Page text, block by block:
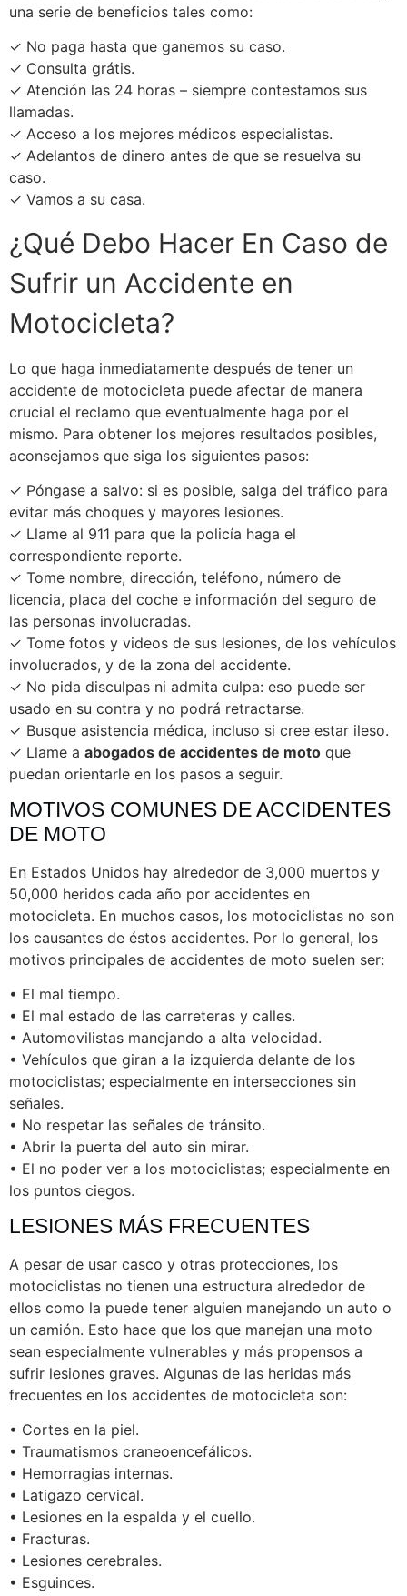
una serie de beneficios tales como:
✓ No paga hasta que ganemos su caso.
✓ Consulta grátis.
✓ Atención las 24 horas – siempre contestamos sus
llamadas.
✓ Acceso a los mejores médicos especialistas.
✓ Adelantos de dinero antes de que se resuelva su
caso.
✓ Vamos a su casa.
¿Qué Debo Hacer En Caso de
Sufrir un Accidente en
Motocicleta?
Lo que haga inmediatamente después de tener un
accidente de motocicleta puede afectar de manera
crucial el reclamo que eventualmente haga por el
mismo. Para obtener los mejores resultados posibles,
aconsejamos que siga los siguientes pasos:
✓ Póngase a salvo: si es posible, salga del tráfico para
evitar más choques y mayores lesiones.
✓ Llame al 911 para que la policía haga el
correspondiente reporte.
✓ Tome nombre, dirección, teléfono, número de
licencia, placa del coche e información del seguro de
las personas involucradas.
✓ Tome fotos y videos de sus lesiones, de los vehículos
involucrados, y de la zona del accidente.
✓ No pida disculpas ni admita culpa: eso puede ser
usado en su contra y no podrá retractarse.
✓ Busque asistencia médica, incluso si cree estar ileso.
✓ Llame a abogados de accidentes de moto que
puedan orientarle en los pasos a seguir.
MOTIVOS COMUNES DE ACCIDENTES
DE MOTO
En Estados Unidos hay alrededor de 3,000 muertos y
50,000 heridos cada año por accidentes en
motocicleta. En muchos casos, los motociclistas no son
los causantes de éstos accidentes. Por lo general, los
motivos principales de accidentes de moto suelen ser:
• El mal tiempo.
• El mal estado de las carreteras y calles.
• Automovilistas manejando a alta velocidad.
• Vehículos que giran a la izquierda delante de los
motociclistas; especialmente en intersecciones sin
señales.
• No respetar las señales de tránsito.
• Abrir la puerta del auto sin mirar.
• El no poder ver a los motociclistas; especialmente en
los puntos ciegos.
LESIONES MÁS FRECUENTES
A pesar de usar casco y otras protecciones, los
motociclistas no tienen una estructura alrededor de
ellos como la puede tener alguien manejando un auto o
un camión. Esto hace que los que manejan una moto
sean especialmente vulnerables y más propensos a
sufrir lesiones graves. Algunas de las heridas más
frecuentes en los accidentes de motocicleta son:
• Cortes en la piel.
• Traumatismos craneoencefálicos.
• Hemorragias internas.
• Latigazo cervical.
• Lesiones en la espalda y el cuello.
• Fracturas.
• Lesiones cerebrales.
• Esguinces.